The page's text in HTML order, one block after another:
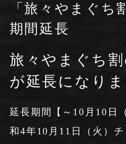
Follow us
宿泊プラ
予約の確
「旅々やまぐち
期間延長
旅々やまぐち
が延長になりま
延長期間【～10月10日
和4年10月11日（火）チ
Tel. 0837-
宿泊プラ